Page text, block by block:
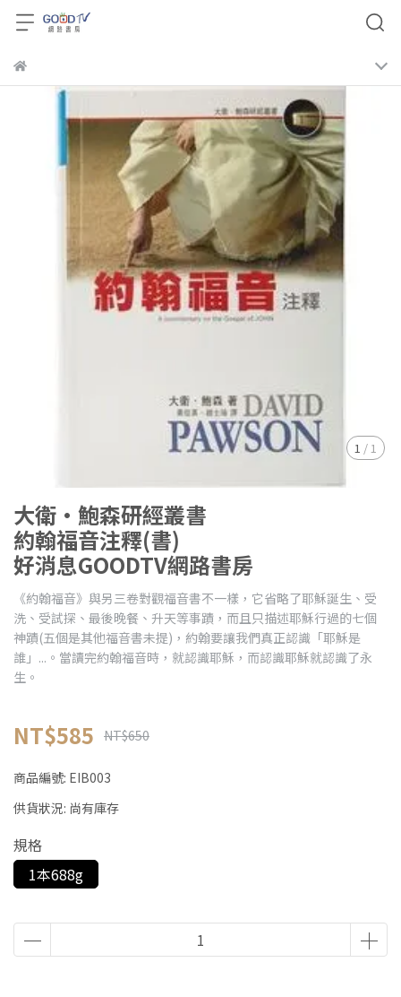
1 / 1
大衛•鮑森研經叢書
約翰福音注釋(書)
好消息GOODTV網路書房
《約翰福音》與另三卷對觀福音書不一樣，它省略了耶穌誕生、受
洗、受試探、最後晚餐、升天等事蹟，而且只描述耶穌行過的七個
神蹟(五個是其他福音書未提)，約翰要讓我們真正認識「耶穌是
誰」...。當讀完約翰福音時，就認識耶穌，而認識耶穌就認識了永
生。
NT$585 NT$650
商品編號: EIB003
供貨狀況: 尚有庫存
規格
1本688g